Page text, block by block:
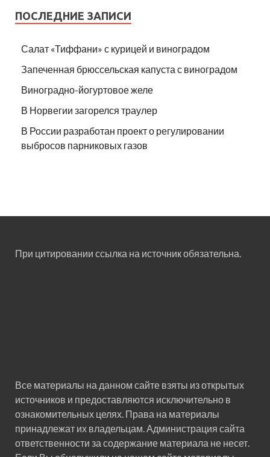
ПОСЛЕДНИЕ ЗАПИСИ
Салат «Тиффани» с курицей и виноградом
Запеченная брюссельская капуста с виноградом
Виноградно-йогуртовое желе
В Норвегии загорелся траулер
В России разработан проект о регулировании
выбросов парниковых газов
При цитировании ссылка на источник обязательна.
Все материалы на данном сайте взяты из открытых
источников и предоставляются исключительно в
ознакомительных целях. Права на материалы
принадлежат их владельцам. Администрация сайта
ответственности за содержание материала не несет.